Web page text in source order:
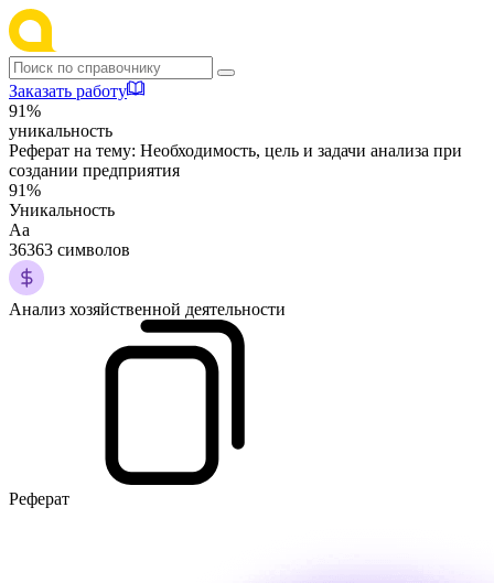
Заказать работу
91%
уникальность
Реферат на тему: Необходимость, цель и задачи анализа при
создании предприятия
91%
Уникальность
Аа
36363 символов
Анализ хозяйственной деятельности
Реферат